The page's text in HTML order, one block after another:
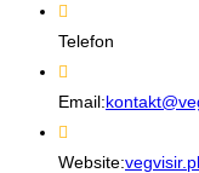
Telefon
Email:
Website:vegvisir.pl